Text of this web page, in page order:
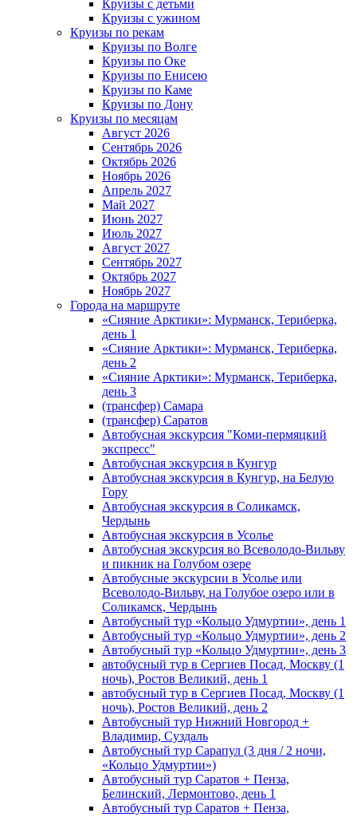
Круизы с детьми
Круизы с ужином
Круизы по рекам
Круизы по Волге
Круизы по Оке
Круизы по Енисею
Круизы по Каме
Круизы по Дону
Круизы по месяцам
Август 2026
Сентябрь 2026
Октябрь 2026
Ноябрь 2026
Апрель 2027
Май 2027
Июнь 2027
Июль 2027
Август 2027
Сентябрь 2027
Октябрь 2027
Ноябрь 2027
Города на маршруте
«Сияние Арктики»: Мурманск, Териберка,
день 1
«Сияние Арктики»: Мурманск, Териберка,
день 2
«Сияние Арктики»: Мурманск, Териберка,
день 3
(трансфер) Самара
(трансфер) Саратов
Автобусная экскурсия "Коми-пермяцкий
экспресс"
Автобусная экскурсия в Кунгур
Автобусная экскурсия в Кунгур, на Белую
Гору
Автобусная экскурсия в Соликамск,
Чердынь
Автобусная экскурсия в Усолье
Автобусная экскурсия во Всеволодо-Вильву
и пикник на Голубом озере
Автобусные экскурсии в Усолье или
Всеволодо-Вильву, на Голубое озеро или в
Соликамск, Чердынь
Автобусный тур «Кольцо Удмуртии», день 1
Автобусный тур «Кольцо Удмуртии», день 2
Автобусный тур «Кольцо Удмуртии», день 3
автобусный тур в Сергиев Посад, Москву (1
ночь), Ростов Великий, день 1
автобусный тур в Сергиев Посад, Москву (1
ночь), Ростов Великий, день 2
Автобусный тур Нижний Новгород +
Владимир, Суздаль
Автобусный тур Сарапул (3 дня / 2 ночи,
«Кольцо Удмуртии»)
Автобусный тур Саратов + Пенза,
Белинский, Лермонтово, день 1
Автобусный тур Саратов + Пенза,